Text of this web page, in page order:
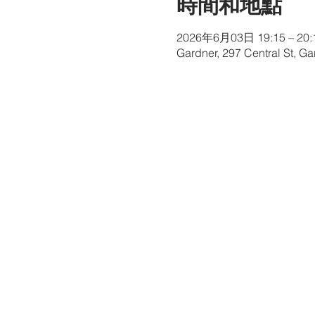
時間和地點
2026年6月03日 19:15 –
Gardner, 297 Central St,